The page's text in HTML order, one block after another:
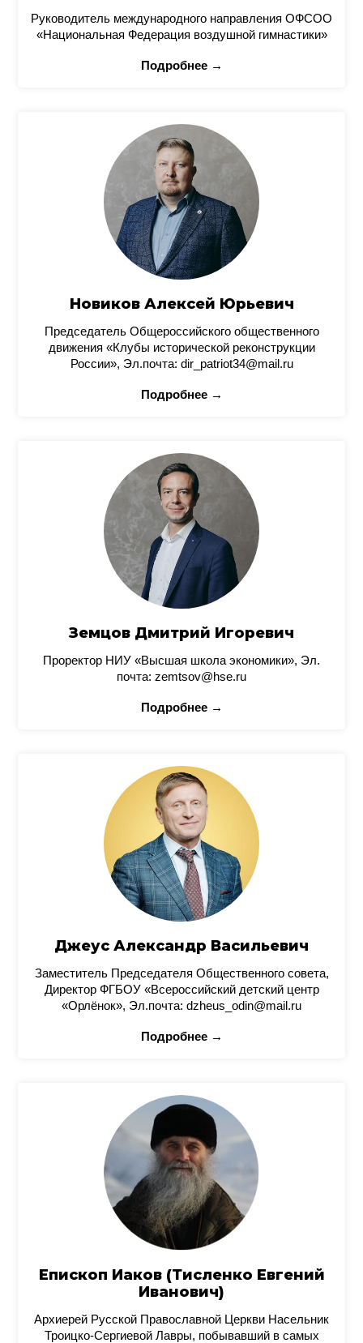
Руководитель международного направления ОФСОО
«Национальная Федерация воздушной гимнастики»
Подробнее →
Новиков Алексей Юрьевич
Председатель Общероссийского общественного
движения «Клубы исторической реконструкции
России», Эл.почта: dir_patriot34@mail.ru
Подробнее →
Земцов Дмитрий Игоревич
Проректор НИУ «Высшая школа экономики», Эл.
почта: zemtsov@hse.ru
Подробнее →
Джеус Александр Васильевич
Заместитель Председателя Общественного совета,
Директор ФГБОУ «Всероссийский детский центр
«Орлёнок», Эл.почта: dzheus_odin@mail.ru
Подробнее →
Епископ Иаков (Тисленко Евгений
Иванович)
Архиерей Русской Православной Церкви Насельник
Троицко-Сергиевой Лавры, побывавший в самых